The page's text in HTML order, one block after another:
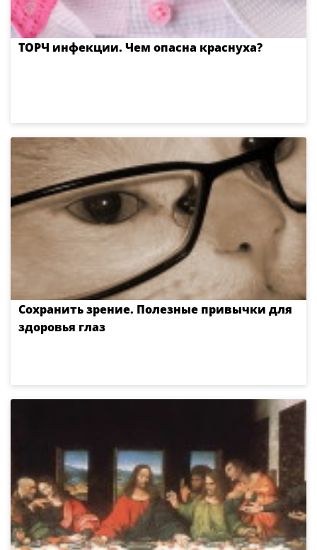
ТОРЧ инфекции. Чем опасна краснуха?
Сохранить зрение. Полезные привычки для
здоровья глаз